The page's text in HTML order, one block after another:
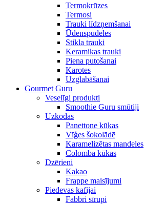
Termokrūzes
Termosi
Trauki līdzņemšanai
Ūdenspudeles
Stikla trauki
Keramikas trauki
Piena putošanai
Karotes
Uzglabāšanai
Gourmet Guru
Veselīgi produkti
Smoothie Guru smūtiji
Uzkodas
Panettone kūkas
Vīģes šokolādē
Karamelizētas mandeles
Colomba kūkas
Dzērieni
Kakao
Frappe maisījumi
Piedevas kafijai
Fabbri sīrupi